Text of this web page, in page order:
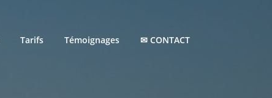
Tarifs Témoignages ✉ CONTACT